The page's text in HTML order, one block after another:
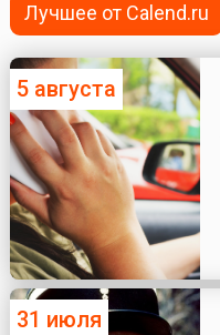
Лучшее от Calend.ru
5 августа
31 июля